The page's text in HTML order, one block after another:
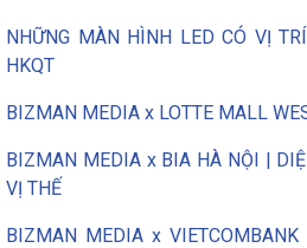
NHỮNG MÀN HÌNH LED CÓ VỊ
HKQT
BIZMAN MEDIA x LOTTE MALL
BIZMAN MEDIA x BIA HÀ NỘI |
VỊ THẾ
BIZMAN MEDIA x